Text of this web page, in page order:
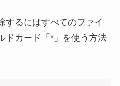
するにはすべてのファイ
ドカード「*」を使う方法